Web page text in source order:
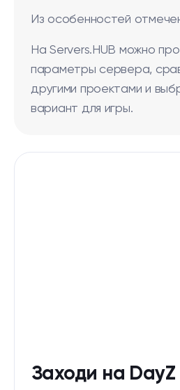
Из особенностей
На Servers.HUB можно
параметры сервера,
другими проектами и
вариант для игры.
Заходи на DayZ